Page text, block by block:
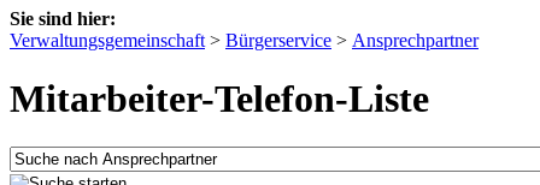
Sie sind hier:
Verwaltungsgemeinschaft > Bürgerservice > Ansprechpartner
Mitarbeiter-Telefon-Liste